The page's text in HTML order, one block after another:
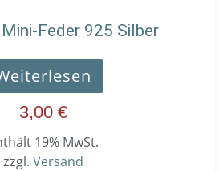
Feder 925 Silber
3,00 €
19% MwSt.
zzgl. Versand